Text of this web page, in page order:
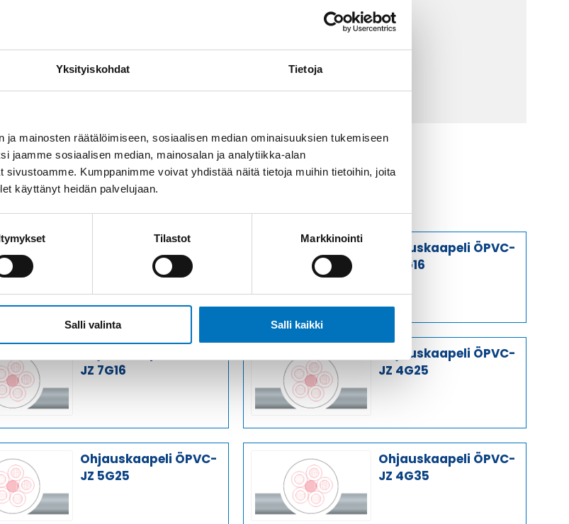
Yksityiskohdat Tietoja
ja mainosten räätälöimiseen, sosiaalisen median ominaisuuksien tukemiseen
jaamme sosiaalisen median, mainosalan ja analytiikka-alan
Kumppanimme voivat yhdistää näitä tietoja muihin tietoihin, joita
käyttänyt heidän palvelujaan.
Tilastot Markkinointi
Salli valinta Salli kaikki
Tai lähetä sähköpostia
myynti@kaapelicenter.fi
eri versiot
Ohjauskaapeli ÖPVC-
Ohjauskaapeli ÖPVC-
JZ 5G16
JZ 7G16
Ohjauskaapeli ÖPVC-
JZ 4G25
Ohjauskaapeli ÖPVC-
JZ 5G25
Ohjauskaapeli ÖPVC-
JZ 4G35